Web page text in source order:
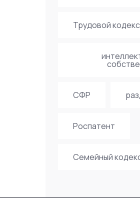
Трудовой
СФР
Роспатент
Семейный